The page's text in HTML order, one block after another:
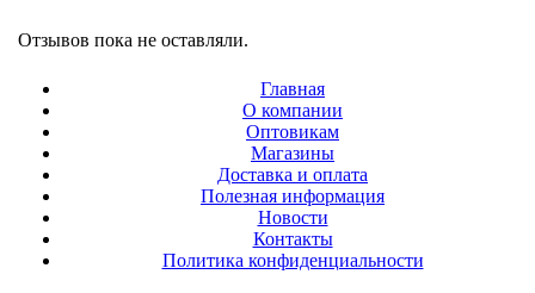
Отзывов пока не оставляли.
Главная
О компании
Оптовикам
Магазины
Доставка и оплата
Полезная информация
Новости
Контакты
Политика конфиденциальности